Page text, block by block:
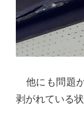
他にも問題
剥がれている